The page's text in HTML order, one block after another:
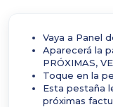
Vaya a Panel
Aparecerá la
PRÓXIMAS,
Toque en la
Esta pestaña
próximas